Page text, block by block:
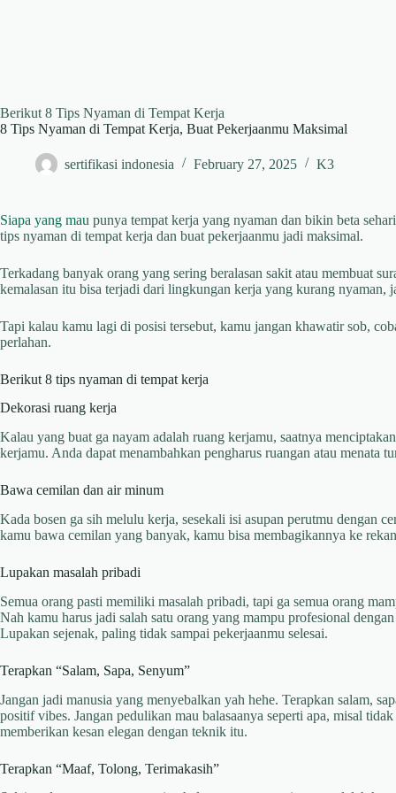
Berikut 8 Tips Nyaman di Tempat Kerja
8 Tips Nyaman di Tempat Kerja, Buat Pekerjaanmu Maksimal
sertifikasi indonesia February 27, 2025 K3
Siapa yang mau punya tempat kerja yang nyaman dan bikin beta
tips nyaman di tempat kerja dan buat pekerjaanmu jadi maksimal.
Terkadang banyak orang yang sering beralasan sakit atau membuat
kemalasan itu bisa terjadi dari lingkungan kerja yang kurang nyaman,
Tapi kalau kamu lagi di posisi tersebut, kamu jangan khawatir sob,
perlahan.
Berikut 8 tips nyaman di tempat kerja
Dekorasi ruang kerja
Kalau yang buat ga nayam adalah ruang kerjamu, saatnya
kerjamu. Anda dapat menambahkan pengharus ruangan atau menata
Bawa cemilan dan air minum
Kada bosen ga sih melulu kerja, sesekali isi asupan perutmu dengan
kamu bawa cemilan yang banyak, kamu bisa membagikannya ke
Lupakan masalah pribadi
Semua orang pasti memiliki masalah pribadi, tapi ga semua orang
Nah kamu harus jadi salah satu orang yang mampu profesional
Lupakan sejenak, paling tidak sampai pekerjaanmu selesai.
Terapkan “Salam, Sapa, Senyum”
Jangan jadi manusia yang menyebalkan yah hehe. Terapkan salam,
positif vibes. Jangan pedulikan mau balasaanya seperti apa, misal
memberikan kesan elegan dengan teknik itu.
Terapkan “Maaf, Tolong, Terimakasih”